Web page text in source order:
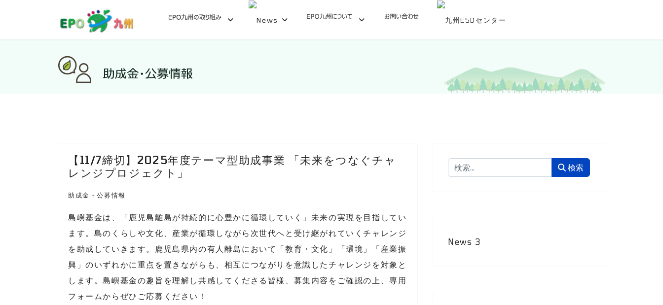
【11/7締切】2025年度テーマ型助成事業 「未来をつなぐチャ
レンジプロジェクト」
助成金・公募情報
島嶼基金は、「鹿児島離島が持続的に心豊かに循環していく」未来の実現を目指してい
ます。島のくらしや文化、産業が循環しながら次世代へと受け継がれていくチャレンジ
を助成していきます。鹿児島県内の有人離島において「教育・文化」「環境」「産業振
興」のいずれかに重点を置きながらも、相互につながりを意識したチャレンジを対象と
します。島嶼基金の趣旨を理解し共感してくださる皆様、募集内容をご確認の上、専用
フォームからぜひご応募ください！
検索 検索
News 3